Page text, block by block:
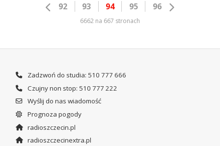
92 93 94 95 96
6662 na 667 stronach
Zadzwoń do studia: 510 777 666
Czujny non stop: 510 777 222
Wyślij do nas wiadomość
Prognoza pogody
radioszczecin.pl
radioszczecinextra.pl